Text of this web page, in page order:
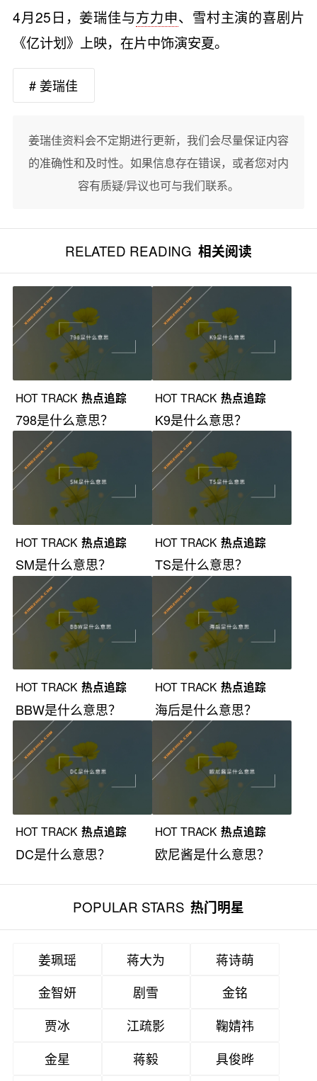
4月25日，姜瑞佳与方力申、雪村主演的喜剧片
《亿计划》上映，在片中饰演安夏。
# 姜瑞佳
姜瑞佳资料会不定期进行更新，我们会尽量保证内容
的准确性和及时性。如果信息存在错误，或者您对内
容有质疑/异议也可与我们联系。
RELATED READING 相关阅读
HOT TRACK 热点追踪
798是什么意思？
HOT TRACK 热点追踪
K9是什么意思？
HOT TRACK 热点追踪
SM是什么意思？
HOT TRACK 热点追踪
TS是什么意思？
HOT TRACK 热点追踪
BBW是什么意思？
HOT TRACK 热点追踪
海后是什么意思？
HOT TRACK 热点追踪
DC是什么意思？
HOT TRACK 热点追踪
欧尼酱是什么意思？
POPULAR STARS 热门明星
姜珮瑶 蒋大为
蒋诗萌
金智妍
剧雪
金铭
贾冰
江疏影
鞠婧祎
金星
蒋毅
具俊晔